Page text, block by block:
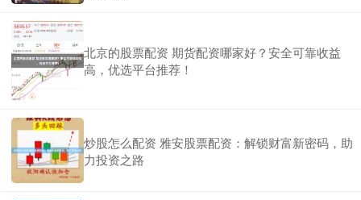
北京的股票配资 期货配资哪家好？安全可靠收益
高，优选平台推荐！
炒股怎么配资 雅安股票配资：解锁财富新密码，助
力投资之路